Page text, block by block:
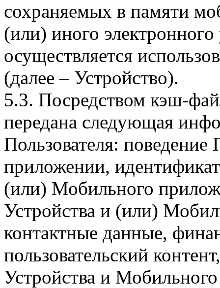
сохраняемых в памяти
(или) иного электронного
осуществляется
(далее – Устройство).
5.3. Посредством кэш-
передана следующая
Пользователя:
приложении,
(или) Мобильного
Устройства и (или)
контактные данные,
пользовательский
Устройства и